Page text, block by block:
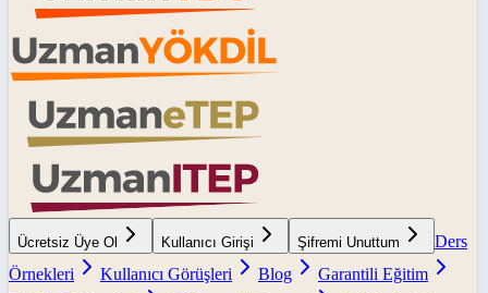
Ücretsiz Üye Ol Kullanıcı Girişi Şifremi Unuttum
Ders
Örnekleri
Kullanıcı Görüşleri Blog
Garantili Eğitim